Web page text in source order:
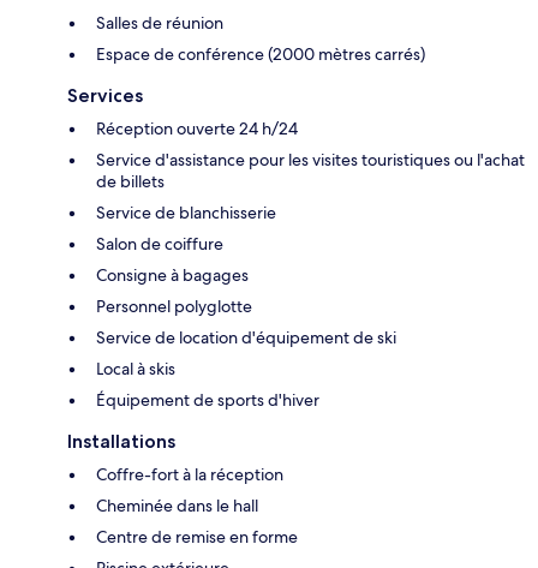
Salles de réunion
Espace de conférence (2000 mètres carrés)
Services
Réception ouverte 24 h/24
Service d'assistance pour les visites touristiques ou l'achat
de billets
Service de blanchisserie
Salon de coiffure
Consigne à bagages
Personnel polyglotte
Service de location d'équipement de ski
Local à skis
Équipement de sports d'hiver
Installations
Coffre-fort à la réception
Cheminée dans le hall
Centre de remise en forme